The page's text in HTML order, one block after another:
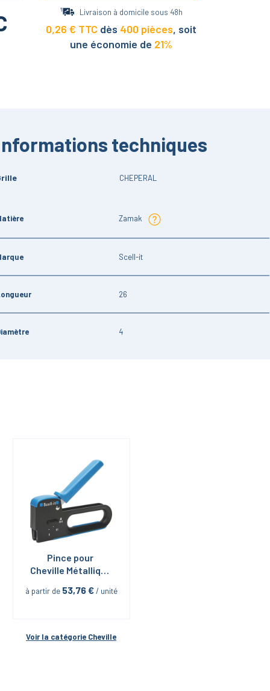
Livraison à domicile sous 48h
0,26 € TTC dès 400 pièces, soit
une économie de 21%
techniques
CHEPERAL
Zamak
Scell-it
26
4
Pince pour
Cheville Métallique
à partir de 53,76 € / unité
Voir la catégorie Cheville